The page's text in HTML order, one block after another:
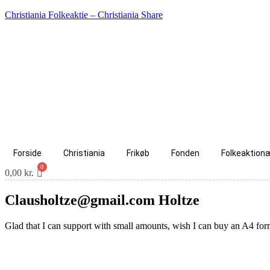
Christiania Folkeaktie – Christiania Share
Forside Christiania Frikøb Fonden
0,00 kr.
Clausholtze@gmail.com Holtze
Glad that I can support with small amounts, wish I can buy an A4